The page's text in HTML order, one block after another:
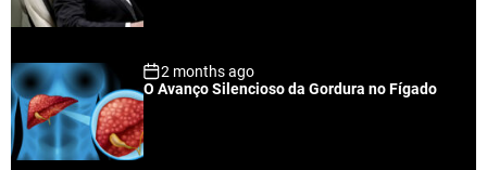
r
2 months ago
O Avanço Silencioso da Gordura no Fígado